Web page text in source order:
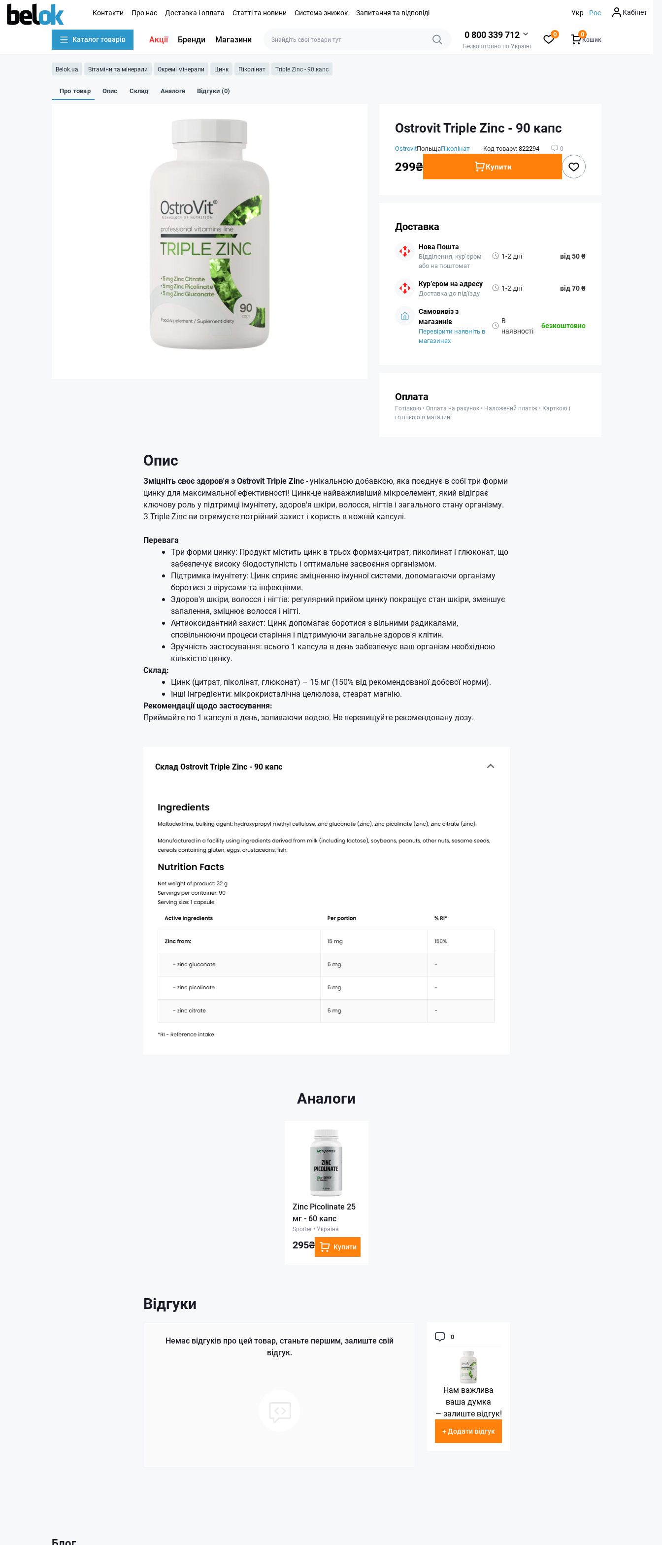
Контакти Про нас Доставка і оплата Статті та новини Система знижок Запитання та відповіді Укр Рос Кабінет
Каталог товарів Акції Бренди Магазини 0 800 339 712
Безкоштовно по Україні
0
Кошик
0
Belok.ua Вітаміни та мінерали Окремі мінерали Цинк Піколінат Triple Zinc - 90 капс
Про товар Опис Склад Аналоги Відгуки (0)
Ostrovit Triple Zinc - 90 капс
OstrovitПольщаПіколінат Код товару:822294 0
299₴ Купити
Доставка
Нова Пошта
Відділення, кур’єром
або на поштомат
1-2 дні від 50 ₴
Кур’єром на адресу
Доставка до під'їзду
1-2 дні від 70 ₴
Самовивіз з
магазинів
Перевірити наявніть в
магазинах
В
наявності
безкоштовно
Оплата
Готівкою • Оплата на рахунок • Наложений платіж • Карткою і
готівкою в магазині
Опис
Зміцніть своє здоров'я з Ostrovit Triple Zinc- унікальною добавкою, яка поєднує в собі три форми
цинку для максимальної ефективності! Цинк-це найважливіший мікроелемент, який відіграє
ключову роль у підтримці імунітету, здоров'я шкіри, волосся, нігтів і загального стану організму.
З Triple Zinc ви отримуєте потрійний захист і користь в кожній капсулі.
Перевага
Три форми цинку: Продукт містить цинк в трьох формах-цитрат, пиколинат і глюконат, що
забезпечує високу біодоступність і оптимальне засвоєння організмом.
Підтримка імунітету: Цинк сприяє зміцненню імунної системи, допомагаючи організму
боротися з вірусами та інфекціями.
Здоров'я шкіри, волосся і нігтів: регулярний прийом цинку покращує стан шкіри, зменшує
запалення, зміцнює волосся і нігті.
Антиоксидантний захист: Цинк допомагає боротися з вільними радикалами,
сповільнюючи процеси старіння і підтримуючи загальне здоров'я клітин.
Зручність застосування: всього 1 капсула в день забезпечує ваш організм необхідною
кількістю цинку.
Склад:
Цинк (цитрат, піколінат, глюконат) – 15 мг (150% від рекомендованої добової норми).
Інші інгредієнти: мікрокристалічна целюлоза, стеарат магнію.
Рекомендації щодо застосування:
Приймайте по 1 капсулі в день, запиваючи водою. Не перевищуйте рекомендовану дозу.
Склад Ostrovit Triple Zinc - 90 капс
Аналоги
Zinc Picolinate 25
мг - 60 капс
Sporter • Україна
295₴ Купити
Відгуки
0
Нам важлива
ваша думка
— залиште відгук!
+ Додати відгук
Немає відгуків про цей товар, станьте першим, залиште свій
відгук.